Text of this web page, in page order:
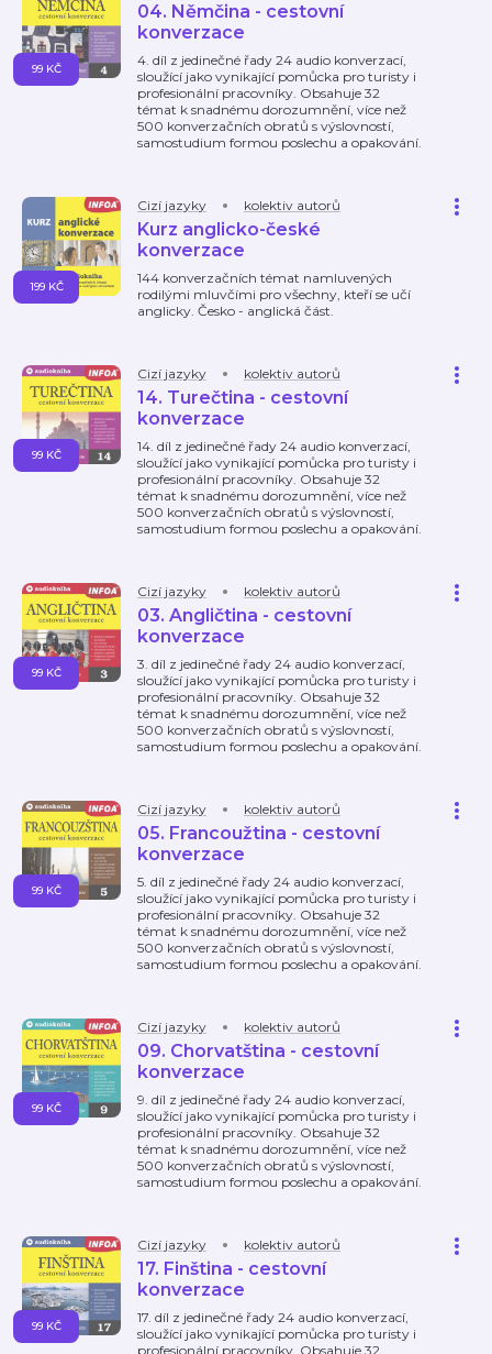
04. Němčina - cestovní
konverzace
4. díl z jedinečné řady 24 audio konverzací,
sloužící jako vynikající pomůcka pro turisty i
profesionální pracovníky. Obsahuje 32
témat k snadnému dorozumnění, více než
500 konverzačních obratů s výslovností,
samostudium formou poslechu a opakování.
99 KČ
Cizí jazyky kolektiv autorů
Kurz anglicko-české
konverzace
144 konverzačních témat namluvených
rodilými mluvčími pro všechny, kteří se učí
anglicky. Česko - anglická část.
199 KČ
Cizí jazyky kolektiv autorů
14. Turečtina - cestovní
konverzace
14. díl z jedinečné řady 24 audio konverzací,
sloužící jako vynikající pomůcka pro turisty i
profesionální pracovníky. Obsahuje 32
témat k snadnému dorozumnění, více než
500 konverzačních obratů s výslovností,
samostudium formou poslechu a opakování.
99 KČ
Cizí jazyky kolektiv autorů
03. Angličtina - cestovní
konverzace
3. díl z jedinečné řady 24 audio konverzací,
sloužící jako vynikající pomůcka pro turisty i
profesionální pracovníky. Obsahuje 32
témat k snadnému dorozumnění, více než
500 konverzačních obratů s výslovností,
samostudium formou poslechu a opakování.
99 KČ
Cizí jazyky kolektiv autorů
05. Francoužtina - cestovní
konverzace
5. díl z jedinečné řady 24 audio konverzací,
sloužící jako vynikající pomůcka pro turisty i
profesionální pracovníky. Obsahuje 32
témat k snadnému dorozumnění, více než
500 konverzačních obratů s výslovností,
samostudium formou poslechu a opakování.
99 KČ
Cizí jazyky kolektiv autorů
09. Chorvatština - cestovní
konverzace
9. díl z jedinečné řady 24 audio konverzací,
sloužící jako vynikající pomůcka pro turisty i
profesionální pracovníky. Obsahuje 32
témat k snadnému dorozumnění, více než
500 konverzačních obratů s výslovností,
samostudium formou poslechu a opakování.
99 KČ
Cizí jazyky kolektiv autorů
17. Finština - cestovní
konverzace
17. díl z jedinečné řady 24 audio konverzací,
sloužící jako vynikající pomůcka pro turisty i
profesionální pracovníky. Obsahuje 32
99 KČ